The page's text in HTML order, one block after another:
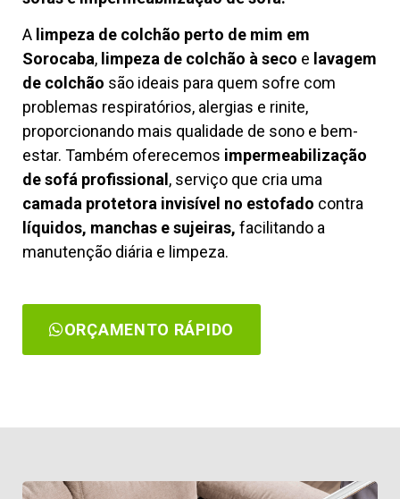
A limpeza de colchão perto de mim em
Sorocaba, limpeza de colchão à seco e lavagem
de colchão são ideais para quem sofre com
problemas respiratórios, alergias e rinite,
proporcionando mais qualidade de sono e bem-
estar. Também oferecemos impermeabilização
de sofá profissional , serviço que cria uma
camada protetora invisível no estofado contra
líquidos, manchas e sujeiras, facilitando a
manutenção diária e limpeza.
ORÇAMENTO RÁPIDO